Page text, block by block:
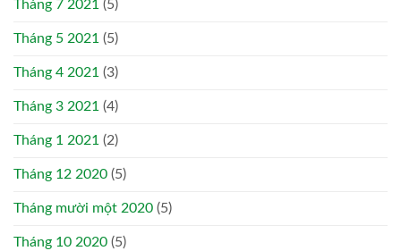
Tháng 7 2021 (5)
Tháng 5 2021 (5)
Tháng 4 2021 (3)
Tháng 3 2021 (4)
Tháng 1 2021 (2)
Tháng 12 2020 (5)
Tháng mười một 2020 (5)
Tháng 10 2020 (5)